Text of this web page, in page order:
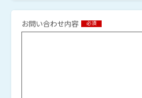
お問い合わせ内容 必須